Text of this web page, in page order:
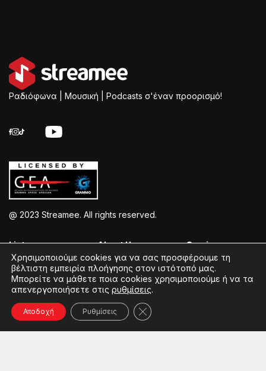
Ραδιόφωνα | Μουσική | Podcasts σ'έναν προορισμό!
@ 2023 Streamee. All rights reserved.
Listen >
Streamee Radios
Moods
Radios
About Us >
Policy
Terms of Use
Coins Explained
Service >
Free Download
Χρησιμοποιούμε cookies για να σας προσφέρουμε τη
βέλτιστη εμπειρία πλοήγησης στον ιστότοπό μας.
Μπορείτε να μάθετε ποια cookies χρησιμοποιούμε ή να τα
απενεργοποιήσετε στις ρυθμίσεις.
Αποδοχή Ρυθμίσεις Κλείσιμο του Cookie banner